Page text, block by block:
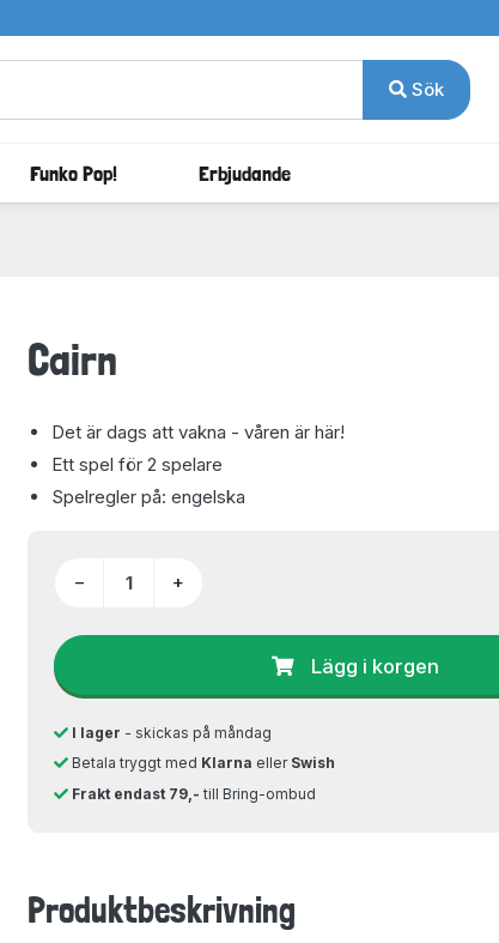
Sök
Funko Pop! Erbjudande
Cairn
Det är dags att vakna - våren är här!
Ett spel för 2 spelare
Spelregler på: engelska
− +
Lägg i korgen
I lager - skickas på måndag
Betala tryggt med Klarna eller Swish
Frakt endast 79,- till Bring-ombud
Produktbeskrivning